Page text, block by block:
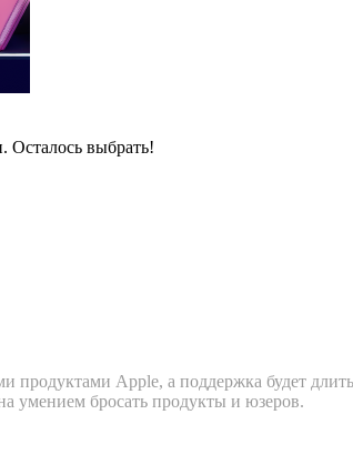
Осталось выбрать!
Apple, а поддержка будет
умением бросать продукты и юзеров.